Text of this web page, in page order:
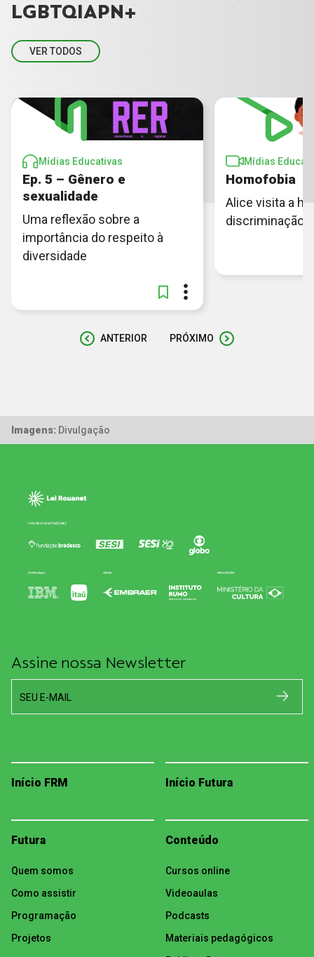
LGBTQIAPN+
VER TODOS
Mídias Educativas
Ep. 5 – Gênero e
sexualidade
Uma reflexão sobre a
importância do respeito à
diversidade
Mídias
Homofobia
Alice visita a
discriminação
ANTERIOR PRÓXIMO
Imagens: Divulgação
Assine nossa Newsletter
SEU E-MAIL
Início FRM Início Futura
Futura
Quem somos
Como assistir
Programação
Projetos
Conteúdo
Cursos online
Videoaulas
Podcasts
Materiais pedagógicos